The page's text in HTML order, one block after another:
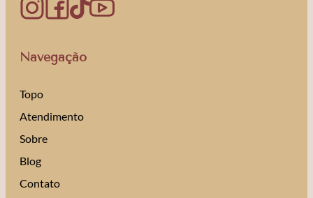
Navegação
Topo
Atendimento
Sobre
Blog
Contato